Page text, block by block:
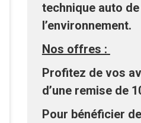
technique auto
l’environnement.
Nos offres :
Profitez de vos
d’une remise de
Pour bénéficier